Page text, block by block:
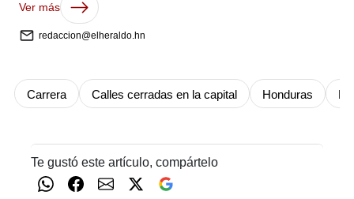
Ver más
redaccion@elheraldo.hn
Carrera Calles cerradas en la capital Honduras
Te gustó este artículo, compártelo